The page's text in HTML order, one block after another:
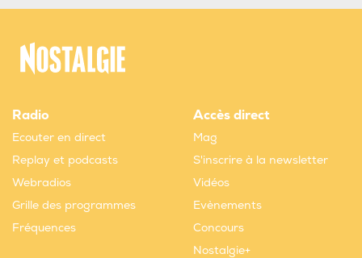
Radio
Ecouter en direct
Replay et podcasts
Webradios
Grille des programmes
Fréquences
Accès direct
Mag
S'inscrire à la newsletter
Vidéos
Evènements
Concours
Nostalgie+